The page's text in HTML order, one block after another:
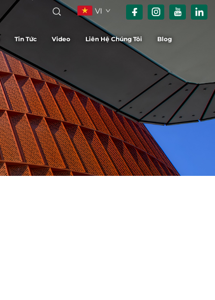
VI
Tin Tức Video Liên Hệ Chúng Tôi Blog